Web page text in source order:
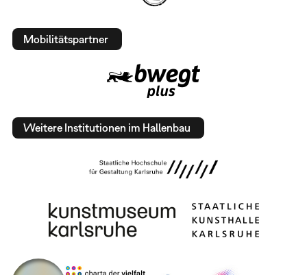
Mobilitätspartner
Weitere Institutionen im Hallenbau